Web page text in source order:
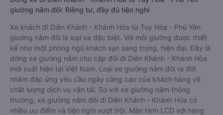
giường nằm đôi: Riêng tư, đầy đủ tiện nghi
Xe khách đi Diên Khánh - Khánh Hòa từ Tuy Hòa - Phú Yên
giường nằm đôi là loại xe đặc biệt. Với mỗi giường được thiết
kế như một phòng ngủ khách sạn sang trọng, hiện đại. Đây là
dòng xe giường nằm cho cặp đôi đi Diên Khánh - Khánh Hòa
mới xuất hiện tại Việt Nam. Loại xe giường nằm đôi ra đời
nhằm đáp ứng yêu cầu ngày càng cao của khách hàng về
chất lượng dịch vụ vận tải. So với xe giường nằm thông
thường, xe giường nằm đôi đi Diên Khánh - Khánh Hòa có
nhiều ưu điểm và tiện nghi vượt trội. Màn hình LCD với hàng